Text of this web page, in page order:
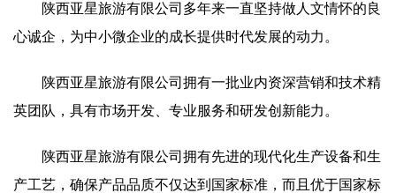
陕西亚星旅游有限公司多年来一直坚持做人文情怀的良
心诚企，为中小微企业的成长提供时代发展的动力。
陕西亚星旅游有限公司拥有一批业内资深营销和技术精
英团队，具有市场开发、专业服务和研发创新能力。
陕西亚星旅游有限公司拥有先进的现代化生产设备和生
产工艺，确保产品品质不仅达到国家标准，而且优于国家标